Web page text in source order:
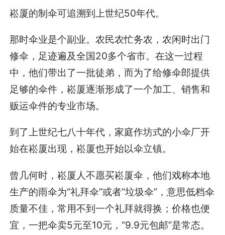
崧厦的制伞可追溯到上世纪50年代。
那时伞业是个副业。农民农忙务农，农闲时出门
修伞，足迹遍及全国20多个省市。在这一过程
中，他们带出了一批徒弟，而为了给修伞郎提供
足够的伞件，崧厦逐渐形成了一个加工、销售和
贩运伞件的专业市场。
到了上世纪七八十年代，家庭作坊式的小伞厂开
始在崧厦出现，崧厦也开始以伞立镇。
曾几何时，崧厦人不愿买崧厦伞，他们戏称本地
生产的雨伞为“礼拜伞”或者“垃圾伞”，意思低档伞
质量不佳，常用不到一个礼拜就得换；价格也便
宜，一把伞卖5元至10元，“9.9元包邮”是常态。